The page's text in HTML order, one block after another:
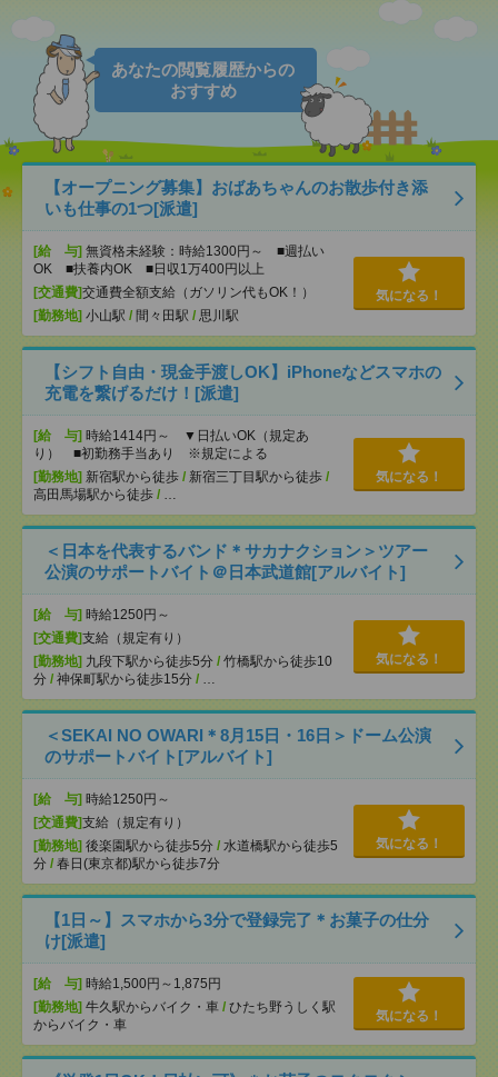
あなたの閲覧履歴からの
おすすめ
【オープニング募集】おばあちゃんのお散歩付き添
いも仕事の1つ[派遣]
[給 与] 無資格未経験：時給1300円～ ■週払い
OK ■扶養内OK ■日収1万400円以上
[交通費]交通費全額支給（ガソリン代もOK！）
[勤務地] 小山駅 / 間々田駅 / 思川駅
気になる！
【シフト自由・現金手渡しOK】iPhoneなどスマホの
充電を繋げるだけ！[派遣]
[給 与] 時給1414円～ ▼日払いOK（規定あ
り） ■初勤務手当あり ※規定による
[勤務地] 新宿駅から徒歩 / 新宿三丁目駅から徒歩 /
高田馬場駅から徒歩 / …
気になる！
＜日本を代表するバンド＊サカナクション＞ツアー
公演のサポートバイト＠日本武道館[アルバイト]
[給 与] 時給1250円～
[交通費]支給（規定有り）
[勤務地] 九段下駅から徒歩5分 / 竹橋駅から徒歩10
分 / 神保町駅から徒歩15分 / …
気になる！
＜SEKAI NO OWARI＊8月15日・16日＞ドーム公演
のサポートバイト[アルバイト]
[給 与] 時給1250円～
[交通費]支給（規定有り）
[勤務地] 後楽園駅から徒歩5分 / 水道橋駅から徒歩5
分 / 春日(東京都)駅から徒歩7分
気になる！
【1日～】スマホから3分で登録完了＊お菓子の仕分
け[派遣]
[給 与] 時給1,500円～1,875円
[勤務地] 牛久駅からバイク・車 / ひたち野うしく駅
からバイク・車
気になる！